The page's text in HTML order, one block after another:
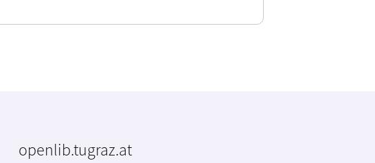
openlib.tugraz.at